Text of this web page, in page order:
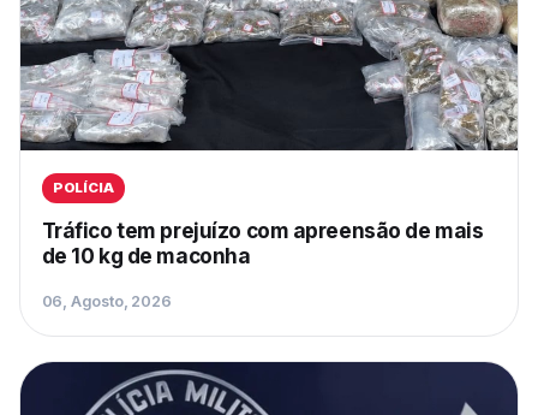
POLÍCIA
Tráfico tem prejuízo com apreensão de mais
de 10 kg de maconha
06, Agosto, 2026